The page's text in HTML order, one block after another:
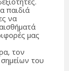
παιδιά
να
μας
τον
του